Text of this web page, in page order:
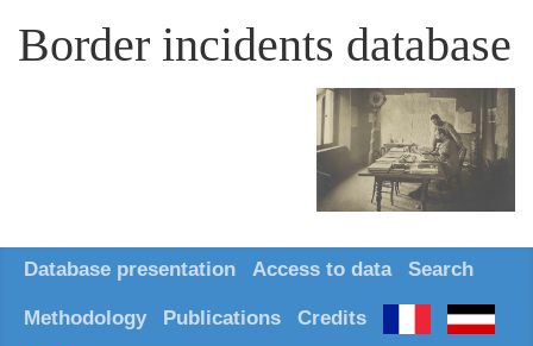
Border incidents database
Database presentation Access to data Search
Methodology Publications Credits